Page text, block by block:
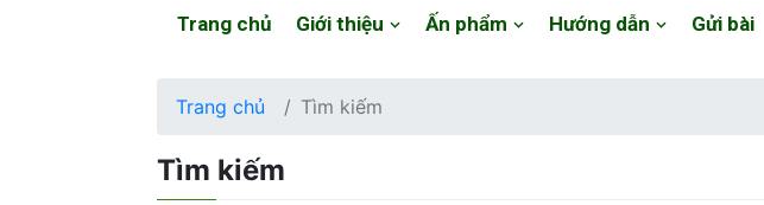
Trang chủ Giới thiệu Ấn phẩm Hướng dẫn Gửi bài
Trang chủ Tìm kiếm
Tìm kiếm